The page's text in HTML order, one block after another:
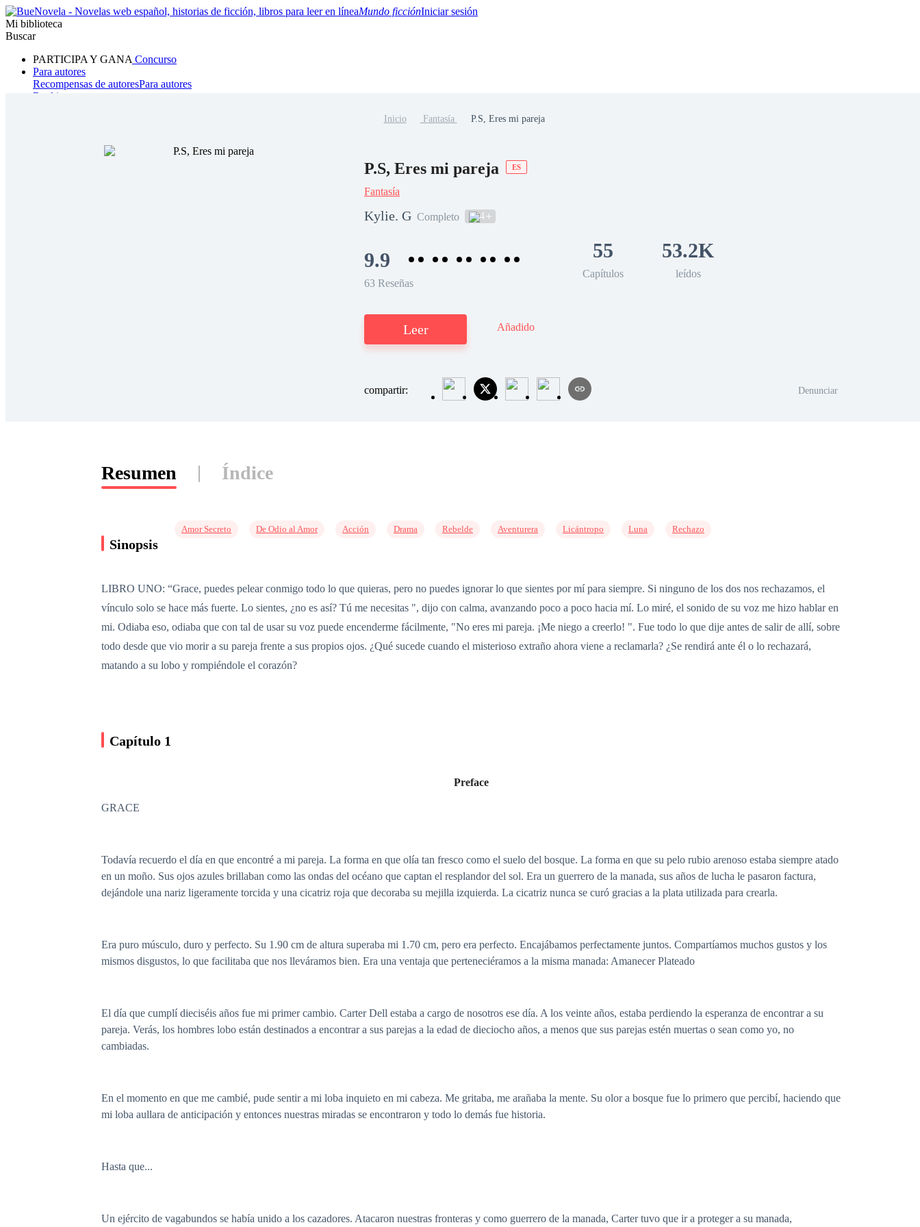
Mundo ficciónIniciar sesión
Mi biblioteca
Buscar
PARTICIPA Y GANA Concurso
Para autores
Recompensas de autoresPara autores
Ranking
Hombre lobo Mafia Sistema Fantasía
Inicio Fantasía P.S, Eres mi pareja
P.S, Eres mi pareja ES
Fantasía
Kylie. G Completo 4
9.9
63 Reseñas
55
Capítulos
53.2K
leídos
Leer Añadido
compartir: Denunciar
Resumen Índice
Sinopsis
Amor Secreto De Odio al Amor Acción Drama Rebelde Aventurera Licántropo Luna Rechazo
LIBRO UNO: “Grace, puedes pelear conmigo todo lo que quieras, pero no puedes ignorar lo que sientes por mí para siempre. Si ninguno de los dos nos rechazamos, el
vínculo solo se hace más fuerte. Lo sientes, ¿no es así? Tú me necesitas ", dijo con calma, avanzando poco a poco hacia mí. Lo miré, el sonido de su voz me hizo hablar en
mi. Odiaba eso, odiaba que con tal de usar su voz puede encenderme fácilmente, "No eres mi pareja. ¡Me niego a creerlo! ". Fue todo lo que dije antes de salir de allí, sobre
todo desde que vio morir a su pareja frente a sus propios ojos. ¿Qué sucede cuando el misterioso extraño ahora viene a reclamarla? ¿Se rendirá ante él o lo rechazará,
matando a su lobo y rompiéndole el corazón?
Capítulo 1
Preface
GRACE
Todavía recuerdo el día en que encontré a mi pareja. La forma en que olía tan fresco como el suelo del bosque. La forma en que su pelo rubio arenoso estaba siempre atado
en un moño. Sus ojos azules brillaban como las ondas del océano que captan el resplandor del sol. Era un guerrero de la manada, sus años de lucha le pasaron factura,
dejándole una nariz ligeramente torcida y una cicatriz roja que decoraba su mejilla izquierda. La cicatriz nunca se curó gracias a la plata utilizada para crearla.
Era puro músculo, duro y perfecto. Su 1.90 cm de altura superaba mi 1.70 cm, pero era perfecto. Encajábamos perfectamente juntos. Compartíamos muchos gustos y los
mismos disgustos, lo que facilitaba que nos lleváramos bien. Era una ventaja que perteneciéramos a la misma manada: Amanecer Plateado
El día que cumplí dieciséis años fue mi primer cambio. Carter Dell estaba a cargo de nosotros ese día. A los veinte años, estaba perdiendo la esperanza de encontrar a su
pareja. Verás, los hombres lobo están destinados a encontrar a sus parejas a la edad de dieciocho años, a menos que sus parejas estén muertas o sean como yo, no
cambiadas.
En el momento en que me cambié, pude sentir a mi loba inquieto en mi cabeza. Me gritaba, me arañaba la mente. Su olor a bosque fue lo primero que percibí, haciendo que
mi loba aullara de anticipación y entonces nuestras miradas se encontraron y todo lo demás fue historia.
Hasta que...
Un ejército de vagabundos se había unido a los cazadores. Atacaron nuestras fronteras y como guerrero de la manada, Carter tuvo que ir a proteger a su manada,